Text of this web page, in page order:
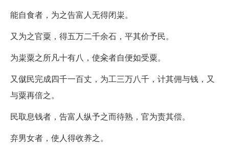
能自食者，为之告富人无得闭粜。
又为之官粟，得五万二千余石，平其价予民。
为粜粟之所凡十有八，使籴者自便如受粟。
又僦民完成四千一百丈，为工三万八千，计其佣与钱，又
与粟再倍之。
民取息钱者，告富人纵予之而待熟，官为责其偿。
弃男女者，使人得收养之。